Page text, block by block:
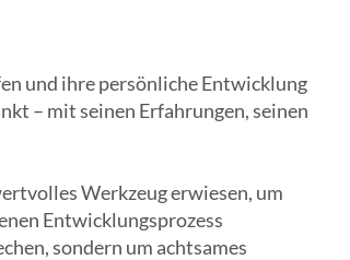
und ihre persönliche Entwicklung
– mit seinen Erfahrungen, seinen
Werkzeug erwiesen, um
Entwicklungsprozess
sondern um achtsames